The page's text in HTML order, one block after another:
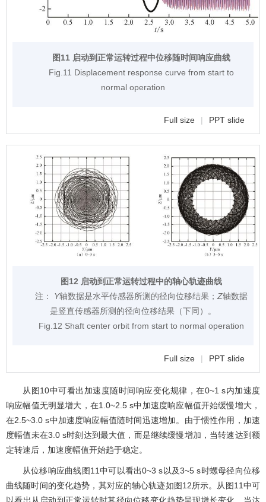
图11 启动到正常运转过程中位移随时间响应曲线
Fig.11 Displacement response curve from start to
normal operation
Full size | PPT slide
图12 启动到正常运转过程中的轴心轨迹曲线
注：
Y轴数据是水平传感器所测的径向位移结果； Z轴数据
是竖直传感器所测的径向位移结果（下同）。
Fig.12 Shaft center orbit from start to normal operation
Full size | PPT slide
从 图10中可看出加速度随时间响应变化规律，在0~1 s内加速度
响应幅值无明显增大，在1.0~2.5 s中加速度响应幅值开始缓慢增大，
在2.5~3.0 s中加速度响应幅值随时间迅速增加。由于惯性作用，加速
度幅值未在3.0 s时刻达到最大值，而是继续缓慢增加，当转速达到额
定转速后，加速度幅值开始趋于稳定。
从位移响应曲线图11中可以看出0~3 s以及3~5 s时螺母径向位移
曲线随时间的变化趋势，其对应的轴心轨迹如图12所示。从 图11中可
以看出从启动到正常运转时其径向位移变化趋势呈现增长变化，当达